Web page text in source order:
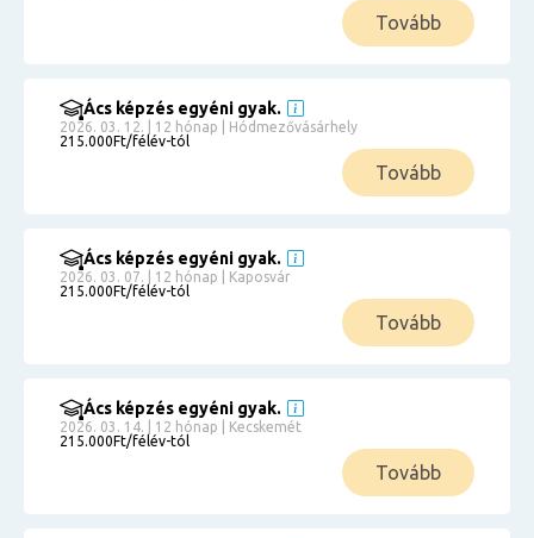
Tovább
Ács képzés egyéni gyak.
2026. 03. 12. | 12 hónap | Hódmezővásárhely
215.000Ft/félév-tól
Tovább
Ács képzés egyéni gyak.
2026. 03. 07. | 12 hónap | Kaposvár
215.000Ft/félév-tól
Tovább
Ács képzés egyéni gyak.
2026. 03. 14. | 12 hónap | Kecskemét
215.000Ft/félév-tól
Tovább